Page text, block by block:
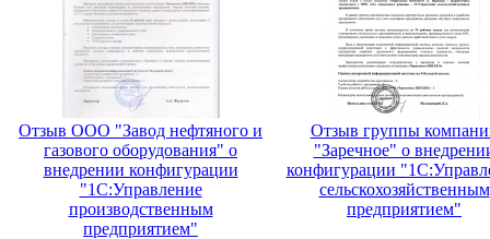
Отзыв ООО "Завод нефтяного и
газового оборудования" о
внедрении конфигурации
"1С:Управление
производственным
предприятием"
Отзыв группы
"Заречное" о
конфигурации
сельскохозяйственным
предприятием"